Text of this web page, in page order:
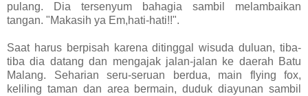
pulang. Dia tersenyum bahagia sambil melambaikan
tangan. "Makasih ya Em,hati-hati!!".
Saat harus berpisah karena ditinggal wisuda duluan, tiba-
tiba dia datang dan mengajak jalan-jalan ke daerah Batu
Malang. Seharian seru-seruan berdua, main flying fox,
keliling taman dan area bermain, duduk diayunan sambil